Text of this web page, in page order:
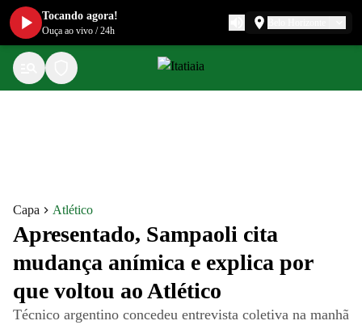
Capa Atlético
Apresentado, Sampaoli cita
mudança anímica e explica por
que voltou ao Atlético
Técnico argentino concedeu entrevista coletiva na manhã
Tocando agora!
Ouça ao vivo /24h